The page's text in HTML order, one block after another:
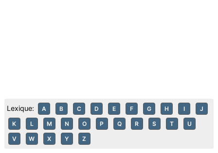
Lexique: A B C D E F G H I J
K L M N O P Q R S T U
V W X Y Z